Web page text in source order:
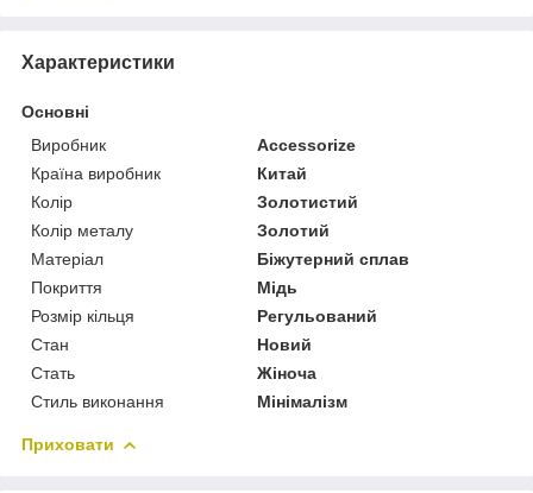
Характеристики
Основні
Виробник
Accessorize
Країна виробник
Китай
Колір
Золотистий
Колір металу
Золотий
Матеріал
Біжутерний сплав
Покриття
Мідь
Розмір кільця
Регульований
Стан
Новий
Стать
Жіноча
Стиль виконання
Мінімалізм
Приховати